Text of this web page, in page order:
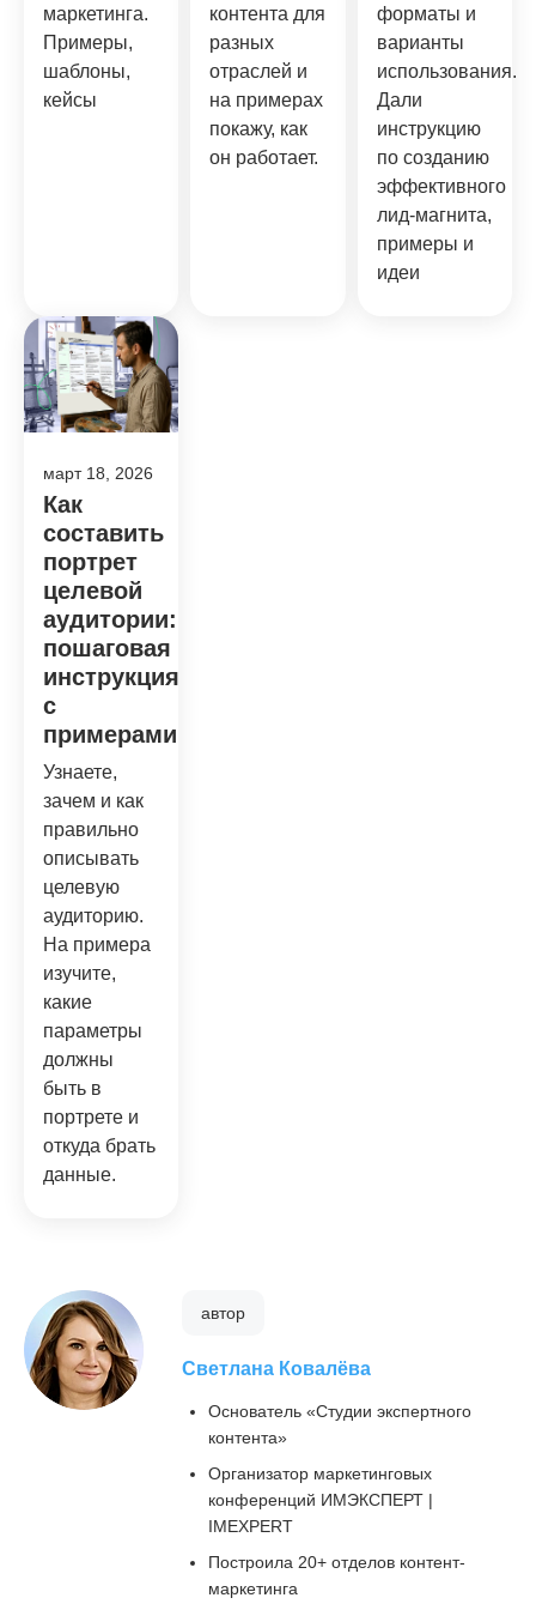
маркетинга.
Примеры,
шаблоны,
кейсы
контента для
разных
отраслей и
на примерах
покажу, как
он работает.
форматы и
варианты
использования.
Дали
инструкцию
по созданию
эффективного
лид-магнита,
примеры и
идеи
март 18, 2026
Как
составить
портрет
целевой
аудитории:
пошаговая
инструкция
с
примерами
Узнаете,
зачем и как
правильно
описывать
целевую
аудиторию.
На примера
изучите,
какие
параметры
должны
быть в
портрете и
откуда брать
данные.
автор
Светлана Ковалёва
Основатель «Студии экспертного
контента»
Организатор маркетинговых
конференций ИМЭКСПЕРТ |
IMEXPERT
Построила 20+ отделов контент-
маркетинга